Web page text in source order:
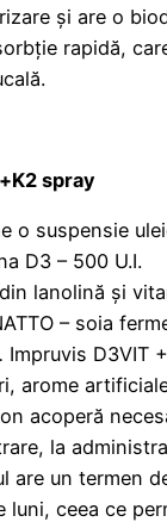
și are o
rapidă,
spray
o suspensie
D3 – 500 U.I.
lanolină și
– soia
Impruvis D3VIT
arome
acoperă
la
are un termen
luni, ceea ce